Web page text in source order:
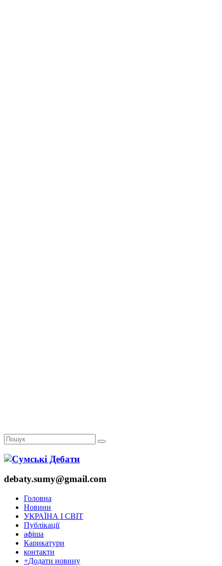
debaty.sumy@gmail.com
Головна
Новини
УКРАЇНА І СВІТ
Публікації
афіша
Карикатури
контакти
+Додати новину